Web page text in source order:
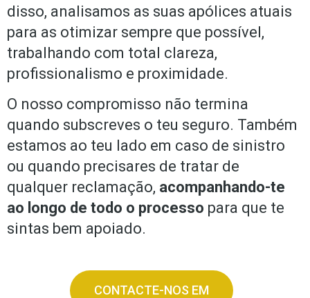
disso, analisamos as suas apólices atuais
para as otimizar sempre que possível,
trabalhando com total clareza,
profissionalismo e proximidade.
O nosso compromisso não termina
quando subscreves o teu seguro. Também
estamos ao teu lado em caso de sinistro
ou quando precisares de tratar de
qualquer reclamação, acompanhando-te
ao longo de todo o processo para que te
sintas bem apoiado.
CONTACTE-NOS EM